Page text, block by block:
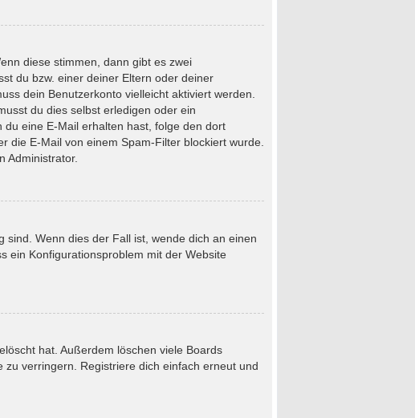
diese stimmen, dann gibt es zwei
du bzw. einer deiner Eltern oder deiner
dein Benutzerkonto vielleicht aktiviert werden.
du dies selbst erledigen oder ein
eine E-Mail erhalten hast, folge den dort
die E-Mail von einem Spam-Filter blockiert wurde.
Administrator.
Wenn dies der Fall ist, wende dich an einen
ein Konfigurationsproblem mit der Website
hat. Außerdem löschen viele Boards
verringern. Registriere dich einfach erneut und